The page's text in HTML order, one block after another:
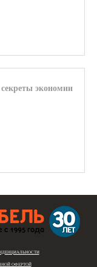
экономии
ОФЕРТОЙ